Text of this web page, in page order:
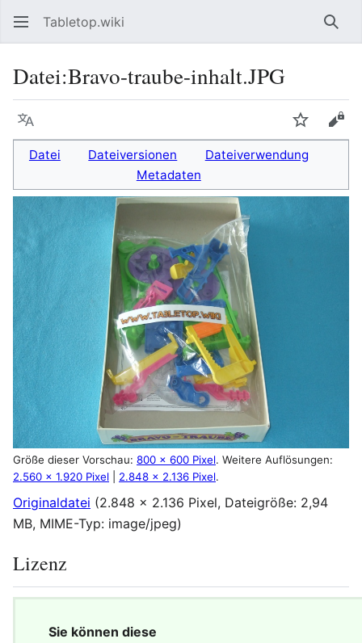
Tabletop.wiki
Datei:Bravo-traube-inhalt.JPG
Sprache
Datei Dateiversionen
Dateiverwendung
Metadaten
Größe dieser Vorschau: 800 × 600 Pixel. Weitere Auflösungen:
2.560 × 1.920 Pixel
2.848 × 2.136 Pixel.
Originaldatei (2.848 × 2.136 Pixel, Dateigröße: 2,94
MB, MIME-Typ: image/jpeg)
Lizenz
Sie können diese